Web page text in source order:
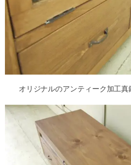
オリジナルのアンティーク加工真